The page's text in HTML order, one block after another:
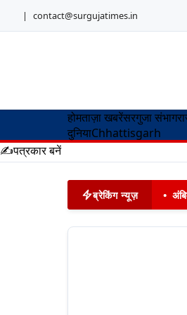
| contact@surgujatimes.in
होमताज़ा खबरेंसरगुजा संभाग
दुनियाChhattisgarh
✍️पत्रकार बनें
ब्रेकिंग न्यूज़ •